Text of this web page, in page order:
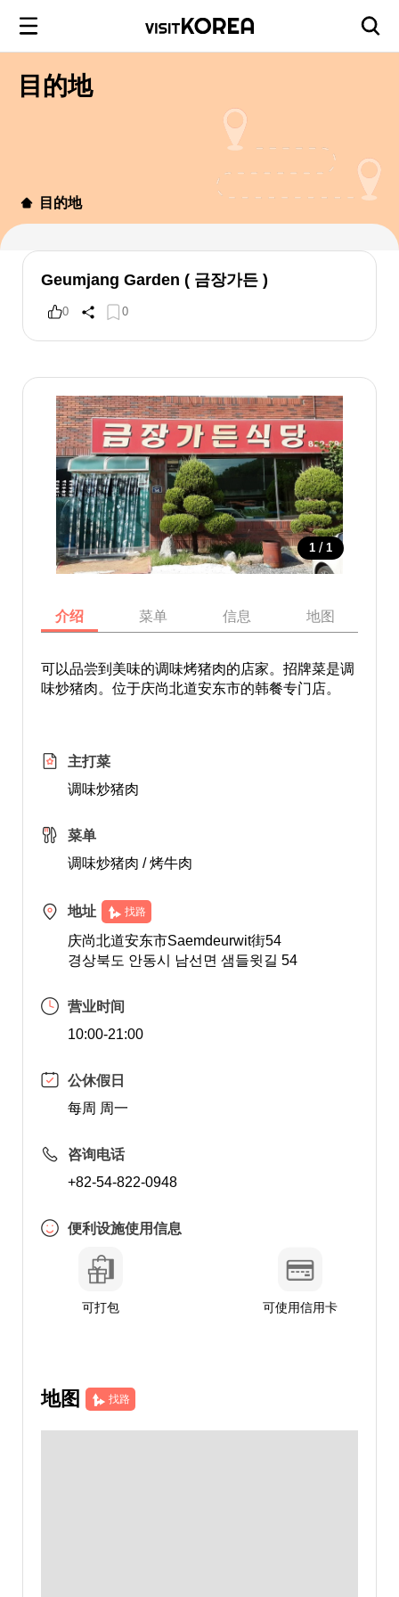
目的地
目的地
Geumjang Garden ( 금장가든 )
0 0
1 / 1
介绍 菜单 信息 地图
可以品尝到美味的调味烤猪肉的店家。招牌菜是调
味炒猪肉。位于庆尚北道安东市的韩餐专门店。
主打菜
调味炒猪肉
菜单
调味炒猪肉 / 烤牛肉
地址 找路
庆尚北道安东市Saemdeurwit街54
경상북도 안동시 남선면 샘들윗길 54
营业时间
10:00-21:00
公休假日
每周 周一
咨询电话
+82-54-822-0948
便利设施使用信息
可打包 可使用信用卡
地图 找路